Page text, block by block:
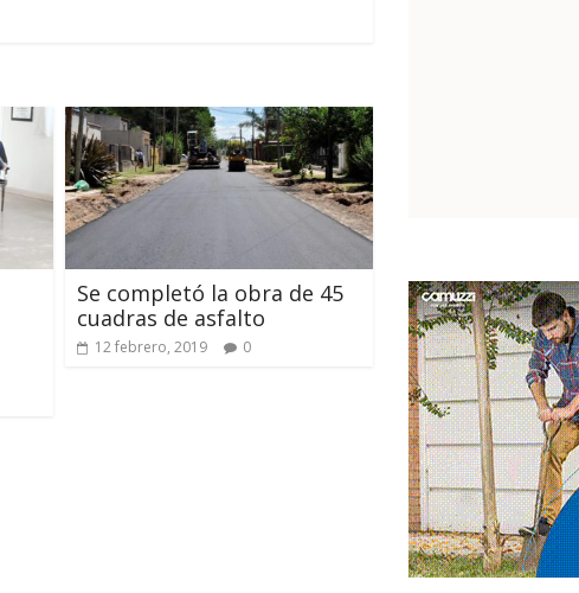
Se completó la obra de 45
cuadras de asfalto
12 febrero, 2019 0